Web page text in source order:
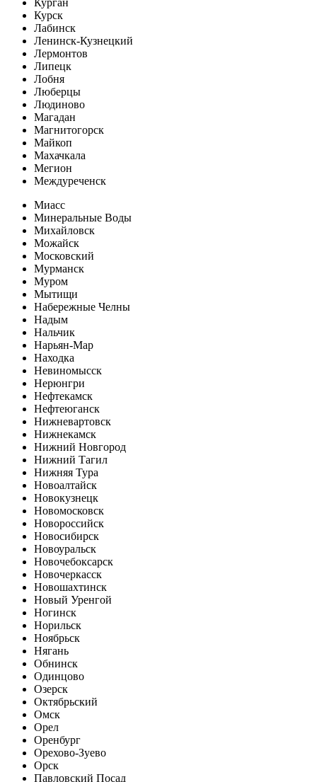
Курск
Лабинск
Ленинск-Кузнецкий
Лермонтов
Липецк
Лобня
Люберцы
Людиново
Магадан
Магнитогорск
Майкоп
Махачкала
Мегион
Междуреченск
Миасс
Минеральные Воды
Михайловск
Можайск
Московский
Мурманск
Муром
Мытищи
Набережные Челны
Надым
Нальчик
Нарьян-Мар
Находка
Невиномысск
Нерюнгри
Нефтекамск
Нефтеюганск
Нижневартовск
Нижнекамск
Нижний Новгород
Нижний Тагил
Нижняя Тура
Новоалтайск
Новокузнецк
Новомосковск
Новороссийск
Новосибирск
Новоуральск
Новочебоксарск
Новочеркасск
Новошахтинск
Новый Уренгой
Ногинск
Норильск
Ноябрьск
Нягань
Обнинск
Одинцово
Озерск
Октябрьский
Омск
Орел
Оренбург
Орехово-Зуево
Орск
Павловский Посад